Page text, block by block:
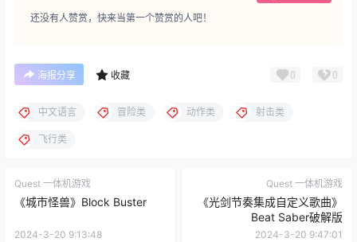
还没有人赞赏，快来当第一个赞赏的人吧！
海报分享 收藏 0 0
中文语言 冒险类 动作类 射击类
飞行类
Quest 一体机游戏
《城市怪兽》Block Buster
2024-3-20 9:13:48
Quest 一体机游戏
《光剑节奏集成自定义歌曲》
Beat Saber破解版
2024-3-20 9:47:01